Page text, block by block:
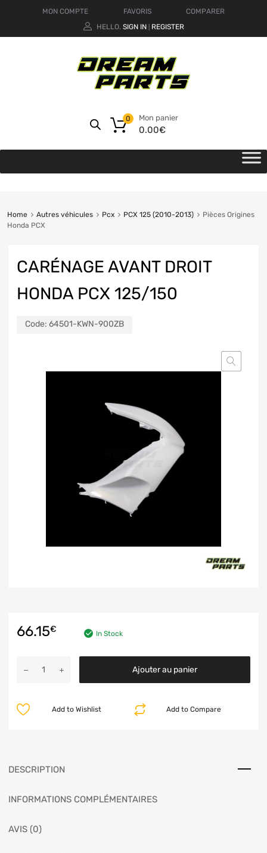
MON COMPTE FAVORIS
COMPARER
HELLO. SIGN IN REGISTER
Mon panier
0.00€
0
Home Autres véhicules Pcx PCX 125 (2010-2013)
Pièces Origines
Honda PCX
CARÉNAGE AVANT DROIT
HONDA PCX 125/150
Code: 64501-KWN-900ZB
66.15€ In Stock
Ajouter au panier
Add to Compare
Add to Wishlist
DESCRIPTION
INFORMATIONS COMPLÉMENTAIRES
AVIS (0)